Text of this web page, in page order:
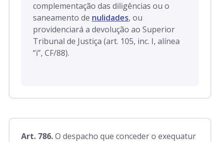
complementação das diligências ou o
saneamento de nulidades, ou
providenciará a devolução ao Superior
Tribunal de Justiça (art. 105, inc. I, alínea
“i”, CF/88).
Art. 786.O despacho que conceder o exequatur